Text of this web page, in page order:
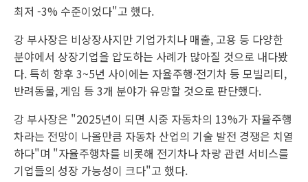
최저 -3% 수준이었다"고 했다.
강 부사장은 비상장사지만 기업가치나 매출, 고용 등 다양한
분야에서 상장기업을 압도하는 사례가 많아질 것으로 내다봤
다. 특히 향후 3~5년 사이에는 자율주행·전기차 등 모빌리티,
반려동물, 게임 등 3개 분야가 유망할 것으로 판단했다.
강 부사장은 "2025년이 되면 시중 자동차의 13%가 자율주행
차라는 전망이 나올만큼 자동차 산업의 기술 발전 경쟁은 치열
하다"며 "자율주행차를 비롯해 전기차나 차량 관련 서비스를
기업들의 성장 가능성이 크다"고 했다.